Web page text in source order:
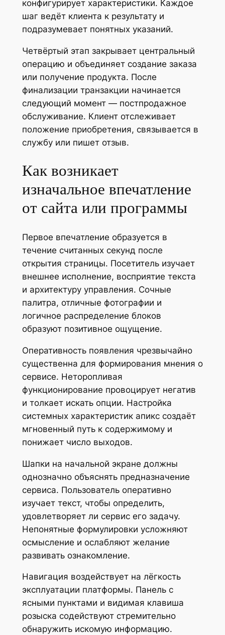
конфигурирует характеристики. Каждое
шаг ведёт клиента к результату и
подразумевает понятных указаний.
Четвёртый этап закрывает центральный
операцию и объединяет создание заказа
или получение продукта. После
финализации транзакции начинается
следующий момент — постпродажное
обслуживание. Клиент отслеживает
положение приобретения, связывается в
службу или пишет отзыв.
Как возникает
изначальное впечатление
от сайта или программы
Первое впечатление образуется в
течение считанных секунд после
открытия страницы. Посетитель изучает
внешнее исполнение, восприятие текста
и архитектуру управления. Сочные
палитра, отличные фотографии и
логичное распределение блоков
образуют позитивное ощущение.
Оперативность появления чрезвычайно
существенна для формирования мнения о
сервисе. Неторопливая
функционирование провоцирует негатив
и толкает искать опции. Настройка
системных характеристик апикс создаёт
мгновенный путь к содержимому и
понижает число выходов.
Шапки на начальной экране должны
однозначно объяснять предназначение
сервиса. Пользователь оперативно
изучает текст, чтобы определить,
удовлетворяет ли сервис его задачу.
Непонятные формулировки усложняют
осмысление и ослабляют желание
развивать ознакомление.
Навигация воздействует на лёгкость
эксплуатации платформы. Панель с
ясными пунктами и видимая клавиша
розыска содействуют стремительно
обнаружить искомую информацию.